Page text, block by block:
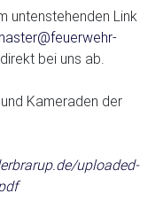
untenstehenden Link
bei uns ab.
Kameraden der
uploaded-